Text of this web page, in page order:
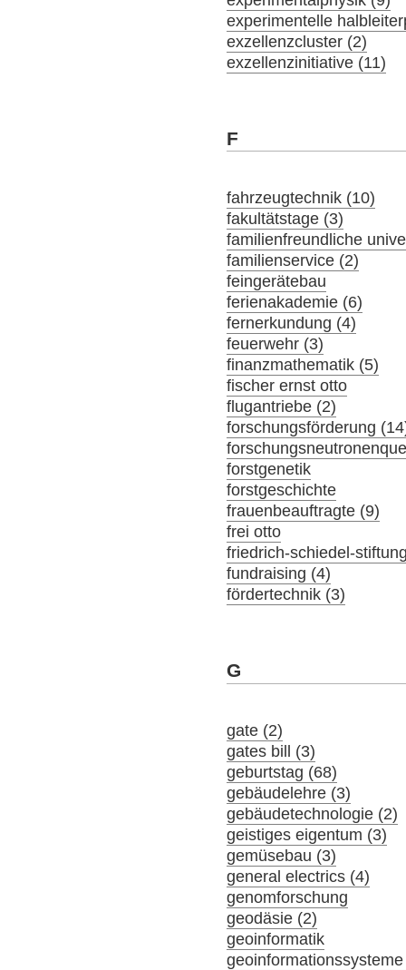
experimentelle
exzellenzcluster (2)
exzellenzinitiative (11)
F
fahrzeugtechnik (10)
fakultätstage (3)
familienfreundliche
familienservice (2)
feingerätebau
ferienakademie (6)
fernerkundung (4)
feuerwehr (3)
finanzmathematik (5)
fischer ernst otto
flugantriebe (2)
forschungsförderung
forstgenetik
forstgeschichte
frauenbeauftragte (9)
frei otto
friedrich-schiedel-
fundraising (4)
fördertechnik (3)
G
gate (2)
gates bill (3)
geburtstag (68)
gebäudelehre (3)
gebäudetechnologie (2)
geistiges eigentum (3)
gemüsebau (3)
general electrics (4)
genomforschung
geodäsie (2)
geoinformatik